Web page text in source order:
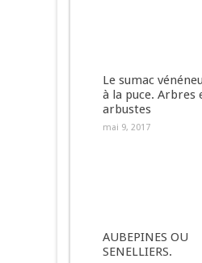
Le sumac
à la puce. Arbres
arbustes
mai 9, 2017
AUBEPINES OU
SENELLIERS.